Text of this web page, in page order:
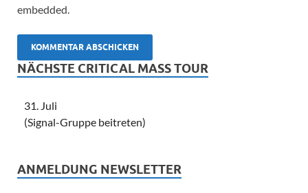
embedded.
NÄCHSTE CRITICAL MASS TOUR
31. Juli
(Signal-Gruppe beitreten)
ANMELDUNG NEWSLETTER